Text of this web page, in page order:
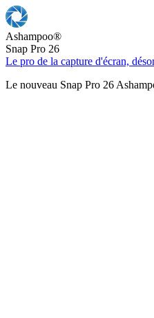
Ashampoo®
Snap Pro 26
Le pro de la capture d'écran,
Le nouveau Snap Pro 26